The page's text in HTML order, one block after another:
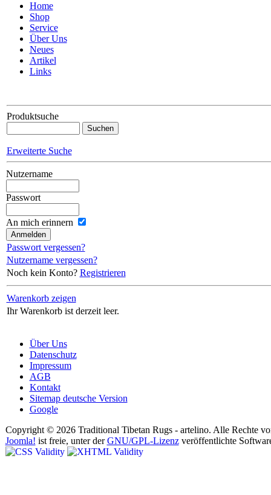
Home
Shop
Service
Über Uns
Neues
Artikel
Links
Produktsuche
Erweiterte Suche
Nutzername
Passwort
An mich erinnern
Passwort vergessen?
Nutzername vergessen?
Noch kein Konto? Registrieren
Warenkorb zeigen
Ihr Warenkorb ist derzeit leer.
Über Uns
Datenschutz
Impressum
AGB
Kontakt
Sitemap deutsche Version
Google
Copyright © 2026 Traditional Tibetan Rugs - artelino. Alle Rechte
Joomla! ist freie, unter derGNU/GPL-Lizenzveröffentlichte